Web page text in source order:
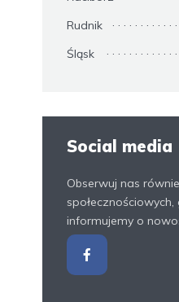
Rudnik
Śląsk
Social media
Obserwuj nas
informujemy o